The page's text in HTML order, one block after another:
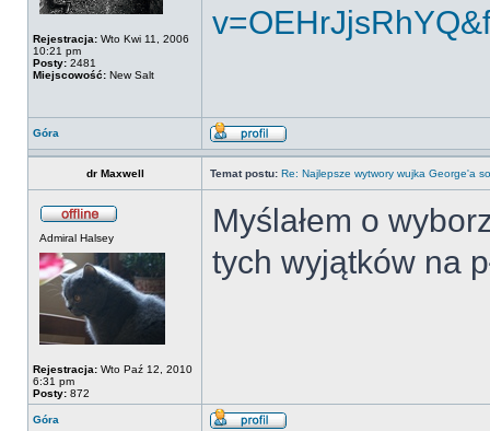
Rejestracja: Wto Kwi 11, 2006
10:21 pm
Posty: 2481
Miejscowość: New Salt
Góra
dr Maxwell Temat postu: Re: Najlepsze wytwory wujka George'a
Admiral Halsey
Rejestracja: Wto Paź 12, 2010
6:31 pm
Posty: 872
Myślałem o
tych wyjątków na
Góra